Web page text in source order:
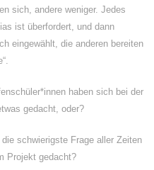
sich, andere weniger. Jedes
ist überfordert, und dann
eingewählt, die anderen bereiten
haben sich bei der
gedacht, oder?
schwierigste Frage aller Zeiten
Projekt gedacht?